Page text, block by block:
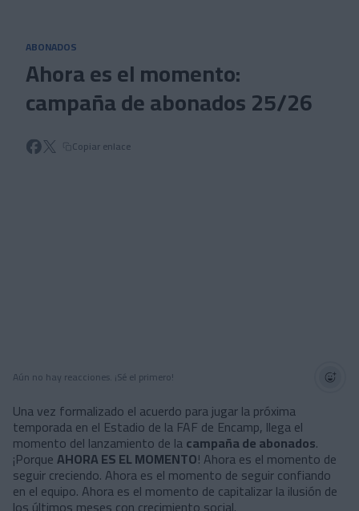
ABONADOS
Ahora es el momento:
campaña de abonados 25/26
Copiar enlace
Aún no hay reacciones. ¡Sé el primero!
Una vez formalizado el acuerdo para jugar la próxima
temporada en el Estadio de la FAF de Encamp, llega el
momento del lanzamiento de lacampaña de abonados.
¡PorqueAHORA ES EL MOMENTO! Ahora es el momento de
seguir creciendo. Ahora es el momento de seguir confiando
en el equipo. Ahora es el momento de capitalizar la ilusión de